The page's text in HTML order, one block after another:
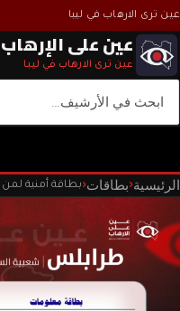
عين ترى الارهاب في ليبا
عين على الإرهاب
عين ترى الارهاب في ليبا
الرئيسية‹بطاقات‹